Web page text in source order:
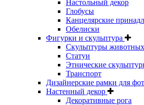
Настольный декор
Глобусы
Канцелярские
Обелиски
Фигурки и скульптура
Скульптуры животных
Статуи
Этнические
Транспорт
Дизайнерские рамки для
Настенный декор
Декоративные рога